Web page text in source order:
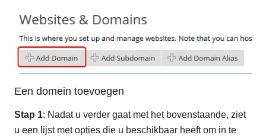
Een domein toevoegen
Stap 1: Nadat u verder gaat met het bovenstaande, ziet
u een lijst met opties die u beschikbaar heeft om in te